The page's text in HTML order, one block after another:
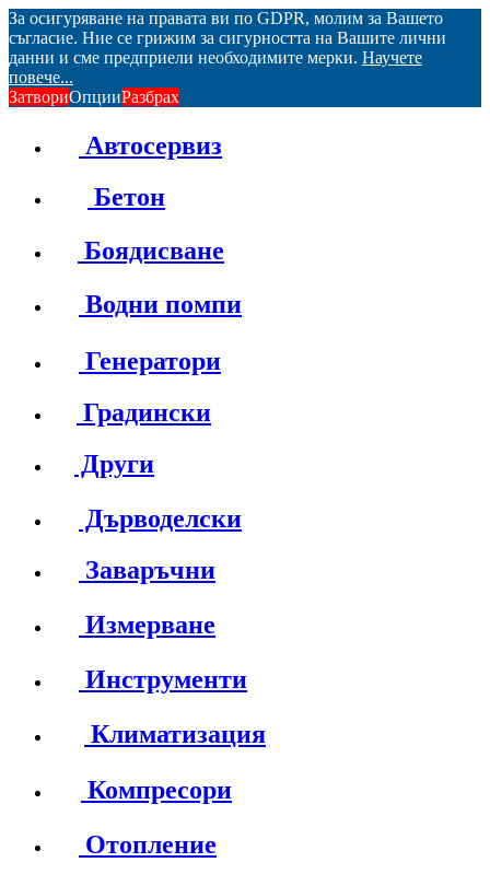
За осигуряване на правата ви по GDPR, молим за Вашето
съгласие. Ние се грижим за сигурността на Вашите лични
данни и сме предприели необходимите мерки. Научете
повече...
ЗатвориОпцииРазбрах
Автосервиз
Бетон
Боядисване
Водни помпи
Генератори
Градински
Други
Дърводелски
Заваръчни
Измерване
Инструменти
Климатизация
Компресори
Отопление